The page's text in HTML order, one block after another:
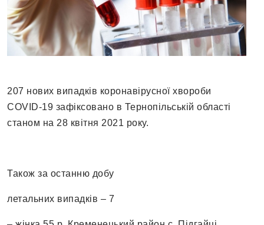
207 нових випадків коронавірусної хвороби
COVID-19 зафіксовано в Тернопільській області
станом на 28 квітня 2021 року.
Також за останню добу
летальних випадків – 7